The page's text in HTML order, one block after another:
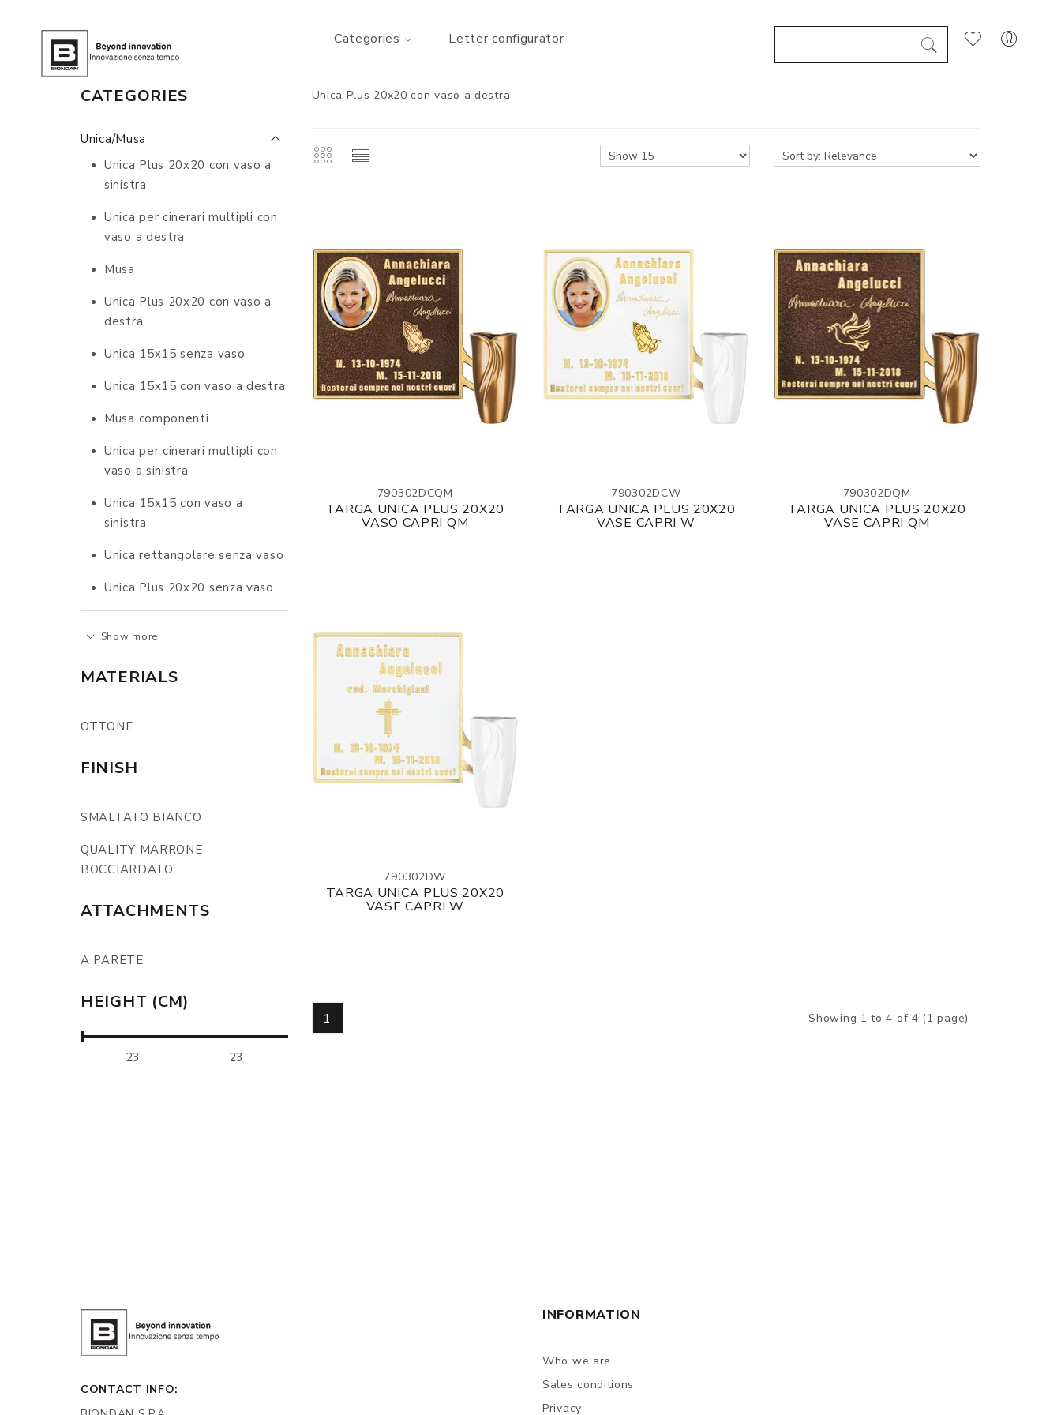
Categories Letter configurator
Unica Plus 20x20 con vaso a destra
790302DCQM
TARGA UNICA PLUS 20X20
VASO CAPRI QM
790302DCW
TARGA UNICA PLUS 20X20
VASE CAPRI W
790302DQM
TARGA UNICA PLUS 20X20
VASE CAPRI QM
790302DW
TARGA UNICA PLUS 20X20
VASE CAPRI W
1 Showing 1 to 4 of 4 (1 page)
CATEGORIES
Unica/Musa
Unica Plus 20x20 con vaso a
sinistra
Unica per cinerari multipli con
vaso a destra
Musa
Unica Plus 20x20 con vaso a
destra
Unica 15x15 senza vaso
Unica 15x15 con vaso a destra
Musa componenti
Unica per cinerari multipli con
vaso a sinistra
Unica 15x15 con vaso a
sinistra
Unica rettangolare senza vaso
Unica Plus 20x20 senza vaso
Show more
MATERIALS
OTTONE
FINISH
SMALTATO BIANCO
QUALITY MARRONE
BOCCIARDATO
ATTACHMENTS
A PARETE
HEIGHT (CM)
CONTACT INFO:
INFORMATION
Who we are
Sales conditions
Privacy